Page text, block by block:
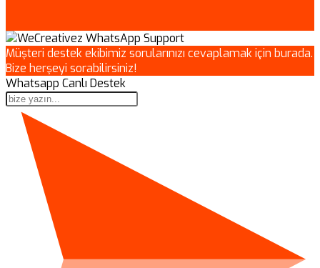
Müşteri destek ekibimiz sorularınızı cevaplamak için burada.
Bize herşeyi sorabilirsiniz!
Whatsapp Canlı Destek